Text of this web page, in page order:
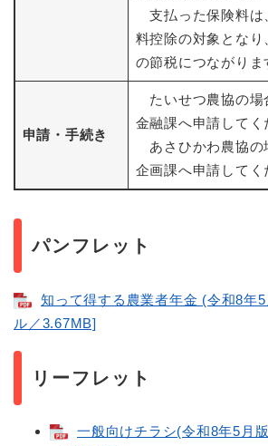
支払った保険料は
料控除の対象とな
の節税につながりま
申請・手続き
たいせつ農協の場
金融課へ申請してく
あさひかわ農協の
企画課へ申請してく
パンフレット
知って得する農業者年金 (令和8年
ル／3.67MB]
リーフレット
一般向けチラシ(令和8年5月